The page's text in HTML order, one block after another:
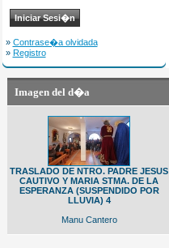
» Contrase�a olvidada
» Registro
Imagen del d�a
TRASLADO DE NTRO. PADRE JESUS
CAUTIVO Y MARIA STMA. DE LA
ESPERANZA (SUSPENDIDO POR
LLUVIA) 4
Manu Cantero